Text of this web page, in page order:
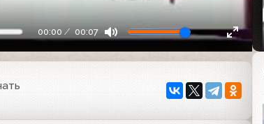
00:00 00:07